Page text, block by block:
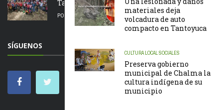
materiales deja
volcadura de auto
compacto en Tantoyuca
CULTURA LOCALSOCIALES
Preserva gobierno
municipal de Chalma la
cultura indígena de su
municipio
Tametate
POR LA REDACCIÓN 07/08/2026
SÍGUENOS